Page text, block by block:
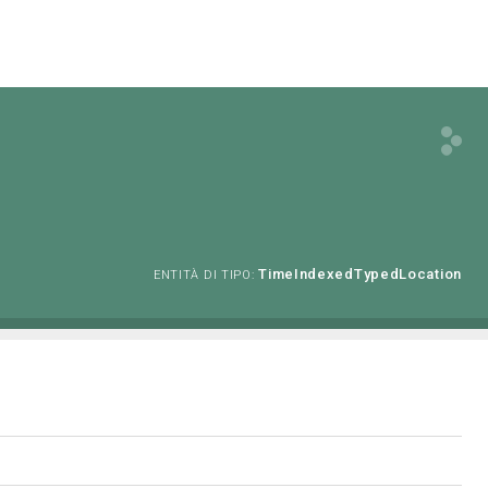
ENTITÀ DI TIPO: TimeIndexedTypedLocation